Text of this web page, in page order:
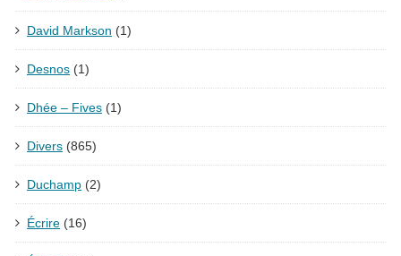
David Markson (1)
Desnos (1)
Dhée – Fives (1)
Divers (865)
Duchamp (2)
Écrire (16)